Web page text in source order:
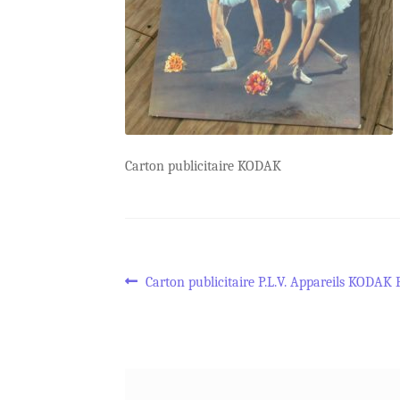
Carton publicitaire KODAK
Navigation
Article
Carton publicitaire P.L.V. Appareils KODAK